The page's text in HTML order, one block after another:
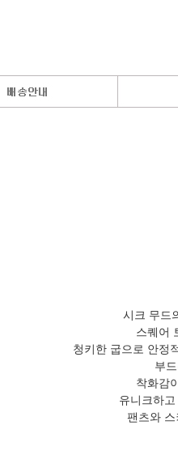
시크 무드
스퀘어
청키한 굽으로 안정
부
착화감
유니크하
팬츠와 스